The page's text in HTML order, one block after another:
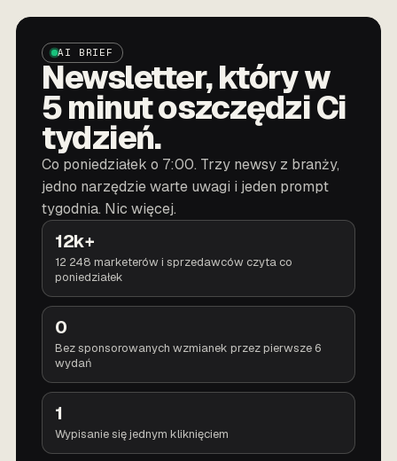
AI BRIEF
Newsletter, który w
5 minut oszczędzi Ci
tydzień.
Co poniedziałek o 7:00. Trzy newsy z branży,
jedno narzędzie warte uwagi i jeden prompt
tygodnia. Nic więcej.
12k+
12 248 marketerów i sprzedawców czyta co
poniedziałek
0
Bez sponsorowanych wzmianek przez pierwsze 6
wydań
1
Wypisanie się jednym kliknięciem